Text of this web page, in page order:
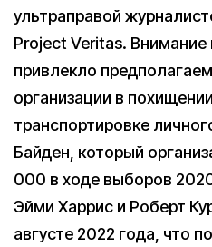
ультраправой
Project Veritas. Внимание
привлекло
организации в
транспортировке
Байден, который
000 в ходе выборов
Эйми Харрис и Роберт
августе 2022 года, что